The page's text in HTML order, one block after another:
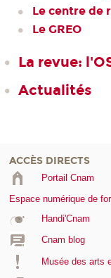
Le centre de
Le GREO
La revue:
Actualités
ACCÈS DIRECTS
Portail Cnam
Espace numérique de
Handi'Cnam
Cnam blog
Musée des arts